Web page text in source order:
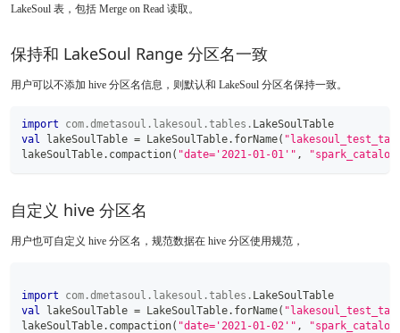
LakeSoul 表，包括 Merge on Read 读取。
保持和 LakeSoul Range 分区名一致
用户可以不添加 hive 分区名信息，则默认和 LakeSoul 分区名保持一致。
import com .dmetasoul . lakesoul .tables . LakeSoulTable
val lakeSoulTable = LakeSoulTable. forName(
lakeSoulTable. compaction( "date='2021-01-01'" ,
自定义 hive 分区名
用户也可自定义 hive 分区名，规范数据在 hive 分区使用规范，
import com .dmetasoul . lakesoul .tables . LakeSoulTable
val lakeSoulTable = LakeSoulTable. forName(
lakeSoulTable. compaction( "date='2021-01-02'" ,